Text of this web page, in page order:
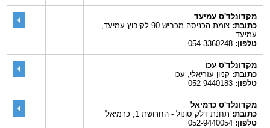
מקדונלד'ס עמיעד
כתובת:
צומת הכניסה מכביש 90 לקיבוץ עמיעד,
עמיעד
טלפון:054-3360248
מקדונלד'ס עכו
כתובת:קניון עזריאלי, עכו
טלפון:052-9440183
מקדונלד'ס כרמיאל
כתובת:תחנת דלק סונול - החרושת 1, כרמיאל
טלפון:052-9440054